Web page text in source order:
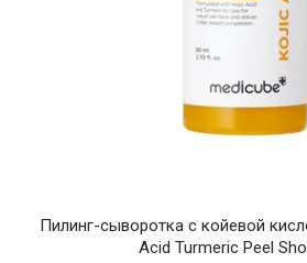
Пилинг-сыворотка с койевой
Acid Turmeric Peel